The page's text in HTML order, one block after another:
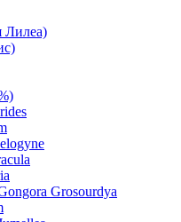
Лилеа)
Grosourdya